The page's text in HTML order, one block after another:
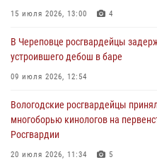
В Вологде стартовал Чемпионат
29 июля 2026, 13:20
15 июля 2026, 13:00 4
В Череповце росгвардейцы
устроившего дебош в баре
09 июля 2026, 12:54
Вологодские росгвардейцы
многоборью кинологов на
Росгвардии
20 июля 2026, 11:34 5